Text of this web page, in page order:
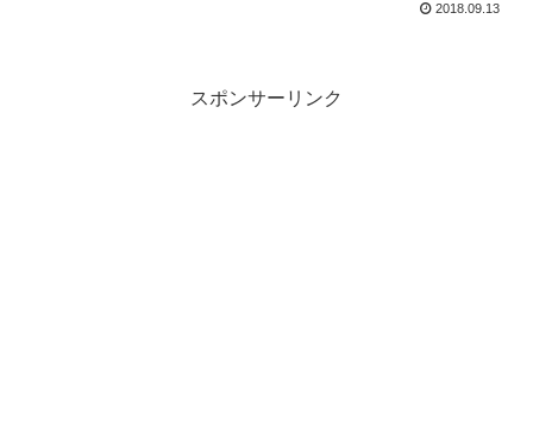
の専門家なども意外とワイドショーの有
2018.09.13
スポンサーリンク